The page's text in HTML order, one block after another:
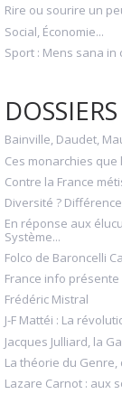
Rire ou sourire un
Social, Économie...
Sport : Mens sana in
Bainville, Daudet,
Ces monarchies que
Contre la France
Diversité ?
En réponse aux
Système...
Folco de Baroncelli
France info présente
Frédéric Mistral
J-F Mattéi : La
Jacques Julliard, la
La théorie du
Lazare Carnot : aux